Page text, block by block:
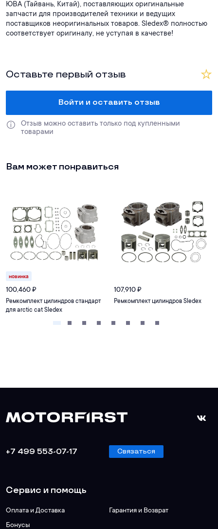
ЮВА (Тайвань, Китай), поставляющих оригинальные
запчасти для производителей техники и ведущих
поставщиков неоригинальных товаров. Sledex® полностью
соответствует оригиналу, не уступая в качестве!
Оставьте первый отзыв
Войти и оставить отзыв
Отзыв можно оставить только под купленными
товарами
Вам может понравиться
новинка
100,460₽
Ремкомплект цилиндров стандарт
для arctic cat Sledex
107,910₽
Ремкомплект цилиндров Sledex
+7 499 553-07-17 Связаться
Сервис и помощь
Оплата и Доставка
Гарантия и Возврат
Бонусы